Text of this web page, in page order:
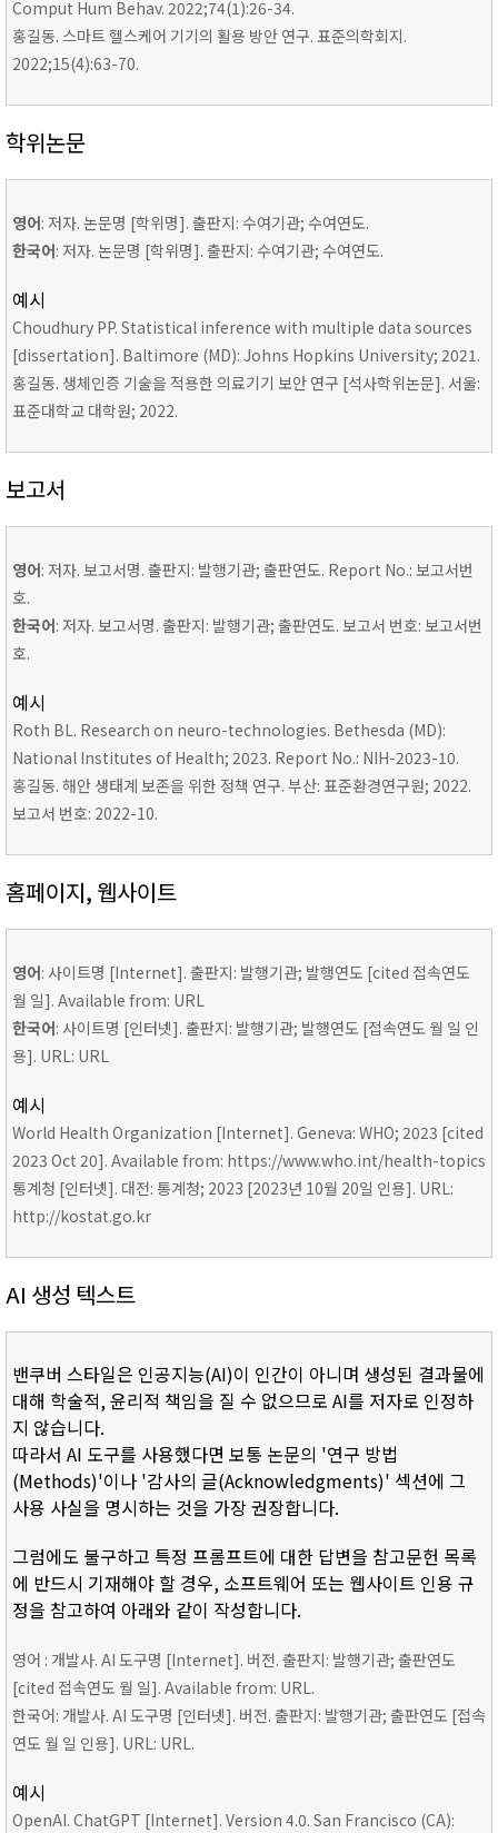
Comput Hum Behav. 2022;74(1):26-34.
홍길동. 스마트 헬스케어 기기의 활용 방안 연구. 표준의학회지.
2022;15(4):63-70.
학위논문
영어: 저자. 논문명 [학위명]. 출판지: 수여기관; 수여연도.
한국어: 저자. 논문명 [학위명]. 출판지: 수여기관; 수여연도.
예시
Choudhury PP. Statistical inference with multiple data sources
[dissertation]. Baltimore (MD): Johns Hopkins University; 2021.
홍길동. 생체인증 기술을 적용한 의료기기 보안 연구 [석사학위논문]. 서울:
표준대학교 대학원; 2022.
보고서
영어: 저자. 보고서명. 출판지: 발행기관; 출판연도. Report No.: 보고서번
호.
한국어: 저자. 보고서명. 출판지: 발행기관; 출판연도. 보고서 번호: 보고서번
호.
예시
Roth BL. Research on neuro-technologies. Bethesda (MD):
National Institutes of Health; 2023. Report No.: NIH-2023-10.
홍길동. 해안 생태계 보존을 위한 정책 연구. 부산: 표준환경연구원; 2022.
보고서 번호: 2022-10.
홈페이지, 웹사이트
영어: 사이트명 [Internet]. 출판지: 발행기관; 발행연도 [cited 접속연도
월 일]. Available from: URL
한국어: 사이트명 [인터넷]. 출판지: 발행기관; 발행연도 [접속연도 월 일 인
용]. URL: URL
예시
World Health Organization [Internet]. Geneva: WHO; 2023 [cited
2023 Oct 20]. Available from: https://www.who.int/health-topics
통계청 [인터넷]. 대전: 통계청; 2023 [2023년 10월 20일 인용]. URL:
http://kostat.go.kr
AI 생성 텍스트
밴쿠버 스타일은 인공지능(AI)이 인간이 아니며 생성된 결과물에
대해 학술적, 윤리적 책임을 질 수 없으므로 AI를 저자로 인정하
지 않습니다.
따라서 AI 도구를 사용했다면 보통 논문의 '연구 방법
(Methods)'이나 '감사의 글(Acknowledgments)' 섹션에 그
사용 사실을 명시하는 것을 가장 권장합니다.
그럼에도 불구하고 특정 프롬프트에 대한 답변을 참고문헌 목록
에 반드시 기재해야 할 경우, 소프트웨어 또는 웹사이트 인용 규
정을 참고하여 아래와 같이 작성합니다.
영어 : 개발사. AI 도구명 [Internet]. 버전. 출판지: 발행기관; 출판연도
[cited 접속연도 월 일]. Available from: URL.
한국어: 개발사. AI 도구명 [인터넷]. 버전. 출판지: 발행기관; 출판연도 [접속
연도 월 일 인용]. URL: URL.
예시
OpenAI. ChatGPT [Internet]. Version 4.0. San Francisco (CA):